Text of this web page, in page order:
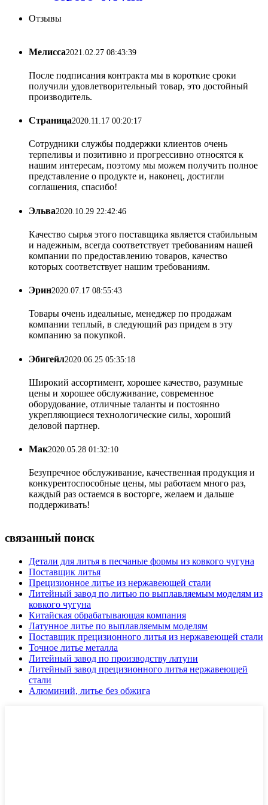
Отзывы
Мелисса2021.02.27 08:43:39
После подписания контракта мы в короткие сроки
получили удовлетворительный товар, это достойный
производитель.
Страница2020.11.17 00:20:17
Сотрудники службы поддержки клиентов очень
терпеливы и позитивно и прогрессивно относятся к
нашим интересам, поэтому мы можем получить полное
представление о продукте и, наконец, достигли
соглашения, спасибо!
Эльва2020.10.29 22:42:46
Качество сырья этого поставщика является стабильным
и надежным, всегда соответствует требованиям нашей
компании по предоставлению товаров, качество
которых соответствует нашим требованиям.
Эрин2020.07.17 08:55:43
Товары очень идеальные, менеджер по продажам
компании теплый, в следующий раз придем в эту
компанию за покупкой.
Эбигейл2020.06.25 05:35:18
Широкий ассортимент, хорошее качество, разумные
цены и хорошее обслуживание, современное
оборудование, отличные таланты и постоянно
укрепляющиеся технологические силы, хороший
деловой партнер.
Мак2020.05.28 01:32:10
Безупречное обслуживание, качественная продукция и
конкурентоспособные цены, мы работаем много раз,
каждый раз остаемся в восторге, желаем и дальше
поддерживать!
связанный поиск
Детали для литья в песчаные формы из ковкого чугуна
Поставщик литья
Прецизионное литье из нержавеющей стали
Литейный завод по литью по выплавляемым моделям из
ковкого чугуна
Китайская обрабатывающая компания
Латунное литье по выплавляемым моделям
Поставщик прецизионного литья из нержавеющей стали
Точное литье металла
Литейный завод по производству латуни
Литейный завод прецизионного литья нержавеющей
стали
Алюминий, литье без обжига